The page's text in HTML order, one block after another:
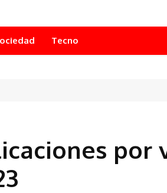
Tecno
por